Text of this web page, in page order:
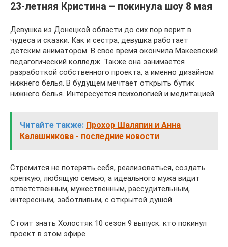
23-летняя Кристина – покинула шоу 8 мая
Девушка из Донецкой области до сих пор верит в
чудеса и сказки. Как и сестра, девушка работает
детским аниматором. В свое время окончила Макеевский
педагогический колледж. Также она занимается
разработкой собственного проекта, а именно дизайном
нижнего белья. В будущем мечтает открыть бутик
нижнего белья. Интересуется психологией и медитацией.
Читайте также: Прохор Шаляпин и Анна
Калашникова - последние новости
Стремится не потерять себя, реализоваться, создать
крепкую, любящую семью, а идеального мужа видит
ответственным, мужественным, рассудительным,
интересным, заботливым, с открытой душой.
Стоит знать Холостяк 10 сезон 9 выпуск: кто покинул
проект в этом эфире